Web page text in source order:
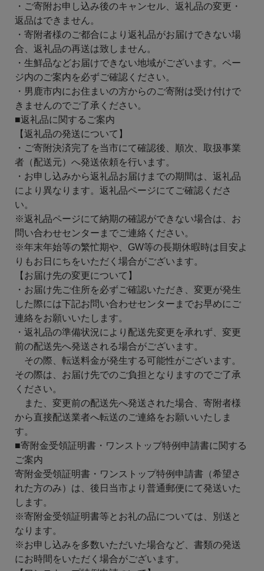
・ご寄附お申し込み後のキャンセル、返礼品の変更・
返品はできません。
・寄附者様のご都合により返礼品がお届けできない場
合、返礼品の再送は致しません。
・生鮮品などお届けできない地域がございます。ペー
ジ内のご案内を必ずご確認ください。
・男鹿市内にお住まいの方からのご寄附は受け付けで
きませんのでご了承ください。
■返礼品に関するご案内
【返礼品の発送について】
・ご寄附決済完了を当市にて確認後、順次、取扱事業
者（配送元）へ発送依頼を行います。
・お申し込みから返礼品お届けまでの期間は、返礼品
により異なります。返礼品ページにてご確認くださ
い。
※返礼品ページにて納期の確認ができない場合は、お
問い合わせセンターまでご連絡ください。
※年末年始等の繁忙期や、GW等の長期休暇時は目安よ
りもお日にちをいただく場合がございます。
【お届け先の変更について】
・お届け先ご住所を必ずご確認いただき、変更が発生
した際には下記お問い合わせセンターまでお早めにご
連絡をお願いいたします。
・返礼品の準備状況により配送先変更を承れず、変更
前の配送先へ発送される場合がございます。
その際、転送料金が発生する可能性がございます。
その際は、お届け先でのご負担となりますのでご了承
ください。
また、変更前の配送先へ発送された場合、寄附者様
から直接配送業者へ転送のご連絡をお願いいたしま
す。
■寄附金受領証明書・ワンストップ特例申請書に関する
ご案内
寄附金受領証明書・ワンストップ特例申請書（希望さ
れた方のみ）は、後日当市より普通郵便にて発送いた
します。
※寄附金受領証明書等とお礼の品については、別送と
なります。
※お申し込みを多数いただいた場合など、書類の発送
にお時間をいただく場合がございます。